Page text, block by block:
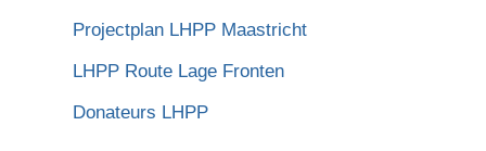
Projectplan LHPP Maastricht
LHPP Route Lage Fronten
Donateurs LHPP